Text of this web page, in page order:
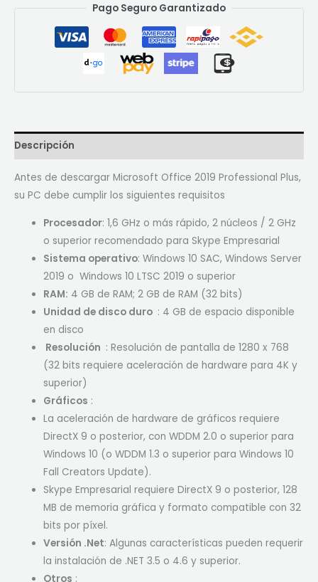
Pago Seguro Garantizado
Descripción
Antes de descargar Microsoft Office 2019 Professional Plus,
su PC debe cumplir los siguientes requisitos
Procesador: 1,6 GHz o más rápido, 2 núcleos / 2 GHz
o superior recomendado para Skype Empresarial
Sistema operativo: Windows 10 SAC, Windows Server
2019 o Windows 10 LTSC 2019 o superior
RAM: 4 GB de RAM; 2 GB de RAM (32 bits)
Unidad de disco duro : 4 GB de espacio disponible
en disco
Resolución : Resolución de pantalla de 1280 x 768
(32 bits requiere aceleración de hardware para 4K y
superior)
Gráficos :
La aceleración de hardware de gráficos requiere
DirectX 9 o posterior, con WDDM 2.0 o superior para
Windows 10 (o WDDM 1.3 o superior para Windows 10
Fall Creators Update).
Skype Empresarial requiere DirectX 9 o posterior, 128
MB de memoria gráfica y formato compatible con 32
bits por píxel.
Versión .Net: Algunas características pueden requerir
la instalación de .NET 3.5 o 4.6 y superior.
Otros :